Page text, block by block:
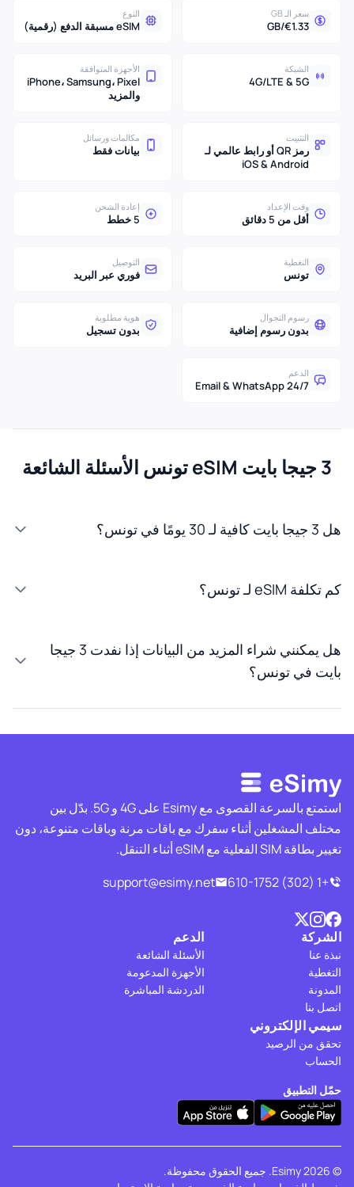
سعر الـ GB
€1.33/GB
النوع
eSIM مسبقة الدفع (رقمية)
الشبكة
4G/LTE & 5G
الأجهزة المتوافقة
iPhone، Samsung، Pixel
والمزيد
التثبيت
رمز QR أو رابط عالمي لـ
iOS & Android
مكالمات ورسائل
بيانات فقط
وقت الإعداد
أقل من 5 دقائق
إعادة الشحن
5 خطط
التغطية
تونس
التوصيل
فوري عبر البريد
رسوم التجوال
بدون رسوم إضافية
هوية مطلوبة
بدون تسجيل
الدعم
24/7 Email & WhatsApp
3 جيجا بايت eSIM تونس الأسئلة الشائعة
هل 3 جيجا بايت كافية لـ 30 يومًا في تونس؟
كم تكلفة eSIM لـ تونس؟
هل يمكنني شراء المزيد من البيانات إذا نفدت 3 جيجا
بايت في تونس؟
استمتع بالسرعة القصوى مع Esimy على 4G و 5G. بدّل بين
مختلف المشغلين أثناء سفرك مع باقات مرنة وباقات متنوعة، دون
تغيير بطاقة SIM الفعلية مع eSIM أثناء التنقل.
+1 (302) 610-1752
support@esimy.net
الشركة
نبذة عنا
التغطية
المدونة
اتصل بنا
الدعم
الأسئلة الشائعة
الأجهزة المدعومة
الدردشة المباشرة
سيمي الإلكتروني
تحقق من الرصيد
الحساب
حمّل التطبيق
© 2026 Esimy. جميع الحقوق محفوظة.